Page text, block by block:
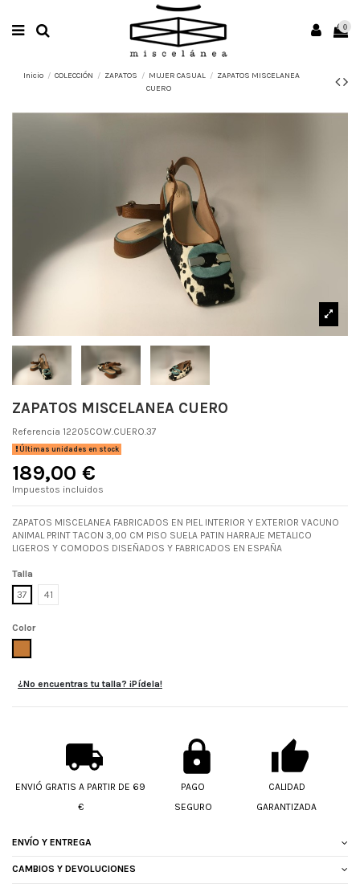
0
Inicio COLECCIÓN ZAPATOS MUJER CASUAL
ZAPATOS MISCELANEA
CUERO
ZAPATOS MISCELANEA CUERO
Referencia 12205COW.CUERO.37
Últimas unidades en stock
189,00 €
Impuestos incluidos
ZAPATOS MISCELANEA FABRICADOS EN PIEL INTERIOR Y EXTERIOR VACUNO
ANIMAL PRINT TACON 3,00 CM PISO SUELA PATIN HARRAJE METALICO
LIGEROS Y COMODOS DISEÑADOS Y FABRICADOS EN ESPAÑA
Talla
37
41
Color
¿No encuentras tu talla? ¡Pídela!
ENVIÓ GRATIS A PARTIR DE 69
€
PAGO
SEGURO
CALIDAD
GARANTIZADA
ENVÍO Y ENTREGA
CAMBIOS Y DEVOLUCIONES